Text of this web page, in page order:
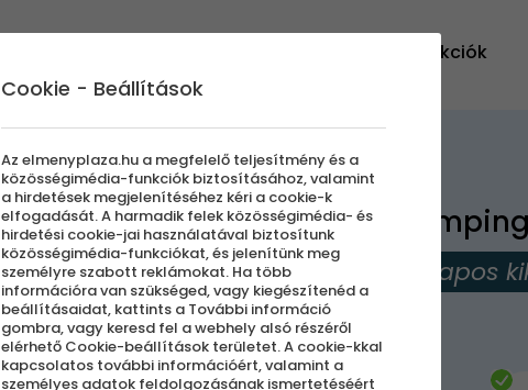
Akciók
Vár Camping
Több napos
Cookie - Beállítások
Az elmenyplaza.hu a megfelelő teljesítmény és a
közösségimédia-funkciók biztosításához, valamint
a hirdetések megjelenítéséhez kéri a cookie-k
elfogadását. A harmadik felek közösségimédia- és
hirdetési cookie-jai használatával biztosítunk
közösségimédia-funkciókat, és jelenítünk meg
személyre szabott reklámokat. Ha több
információra van szükséged, vagy kiegészítenéd a
beállításaidat, kattints a További információ
gombra, vagy keresd fel a webhely alsó részéről
elérhető Cookie-beállítások területet. A cookie-kkal
kapcsolatos további információért, valamint a
személyes adatok feldolgozásának ismertetéséért